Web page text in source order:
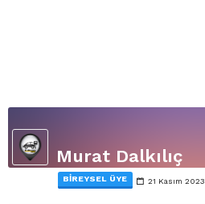
Murat Dalkılıç
BIREYSEL ÜYE 21 Kasım 2023